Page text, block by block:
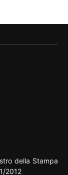
della Stampa
2012